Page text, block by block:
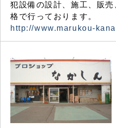
犯設備の設計、施工、販
格で行っております。
http://www.marukou-